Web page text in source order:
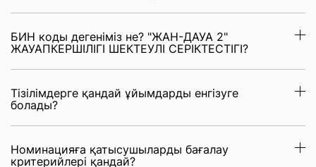
БИН коды дегеніміз не? "ЖАН-ДАУА 2"
ЖАУАПКЕРШІЛІГІ ШЕКТЕУЛІ СЕРІКТЕСТІГІ?
Тізілімдерге қандай ұйымдарды енгізуге
болады?
Номинацияға қатысушыларды бағалау
критерийлері қандай?